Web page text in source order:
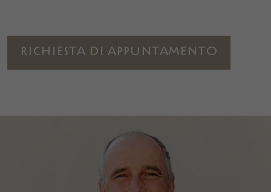
Richiesta di appuntamento
Tracciano le preferenze per offrire servizi personalizzati. Non
sono necessari per il corretto funzionamento del sito, ma per
Facebook
3 Monate